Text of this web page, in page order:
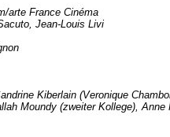
arte France Cinéma
Jean-Louis Livi
Kiberlain (Veronique
Moundy (zweiter Kollege),